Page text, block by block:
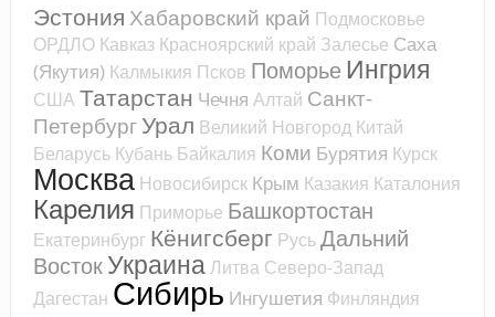
Эстония Хабаровский край Подмосковье
ОРДЛО Кавказ Красноярский край Залесье Саха
(Якутия) Калмыкия Псков Поморье Ингрия
США Татарстан Чечня Алтай Санкт-
Петербург Урал Великий Новгород Китай
Беларусь Кубань Байкалия Коми Бурятия Курск
Москва Новосибирск Крым Казакия Каталония
Карелия Приморье Башкортостан
Екатеринбург Кёнигсберг РусьДальний
ВостокУкраинаЛитва Северо-Запад
Дагестан Сибирь Ингушетия Финляндия